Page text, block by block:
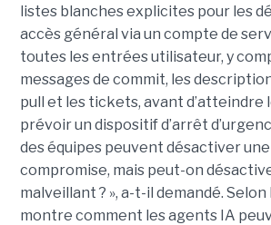
listes blanches explicites pour les
accès général via un compte de
toutes les entrées utilisateur, y
messages de commit, les
pull et les tickets, avant d’atteindre
prévoir un dispositif d’arrêt
des équipes peuvent désactiver une
compromise, mais peut-on
malveillant ? », a-t-il demandé. Selon
montre comment les agents IA